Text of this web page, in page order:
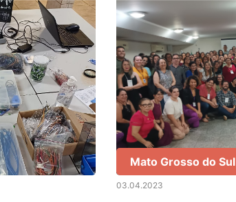
Mato Grosso do Sul
03.04.2023